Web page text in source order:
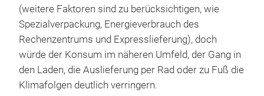
(weitere Faktoren sind zu berücksichtigen, wie
Spezialverpackung, Energieverbrauch des
Rechenzentrums und Expresslieferung), doch
würde der Konsum im näheren Umfeld, der Gang in
den Laden, die Auslieferung per Rad oder zu Fuß die
Klimafolgen deutlich verringern.